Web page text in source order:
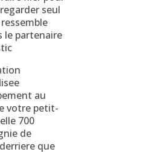
seul
le partenaire
au
votre petit-
700
de
que